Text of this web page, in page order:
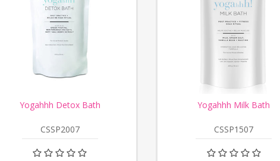
Yogahhh Detox Bath
CSSP2007
Yogahhh Milk Bath
CSSP1507